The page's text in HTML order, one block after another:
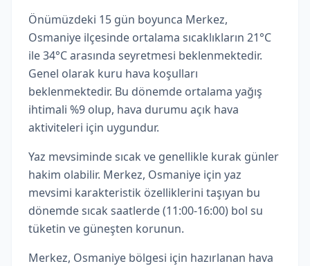
Önümüzdeki 15 gün boyunca Merkez,
Osmaniye ilçesinde ortalama sıcaklıkların 21°C
ile 34°C arasında seyretmesi beklenmektedir.
Genel olarak kuru hava koşulları
beklenmektedir. Bu dönemde ortalama yağış
ihtimali %9 olup, hava durumu açık hava
aktiviteleri için uygundur.
Yaz mevsiminde sıcak ve genellikle kurak günler
hakim olabilir. Merkez, Osmaniye için yaz
mevsimi karakteristik özelliklerini taşıyan bu
dönemde sıcak saatlerde (11:00-16:00) bol su
tüketin ve güneşten korunun.
Merkez, Osmaniye bölgesi için hazırlanan hava